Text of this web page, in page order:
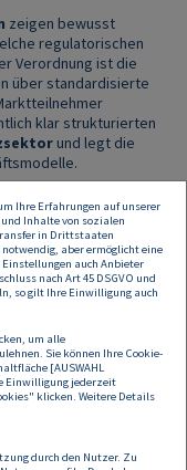
zeigen bewusst
regulatorischen
Verordnung ist die
über standardisierte
klar strukturierten
und legt die
wichtigsten
uns auf einen regen
Wien
Sie uns unter
Ihre Erfahrungen auf unserer
Inhalte von sozialen
in Drittstaaten
aber ermöglicht eine
auch Anbieter
nach Art 45 DSGVO und
so gilt Ihre Einwilligung auch
um alle
Sie können Ihre Cookie-
[AUSWAHL
Einwilligung jederzeit
klicken. Weitere Details
durch den Nutzer. Zu